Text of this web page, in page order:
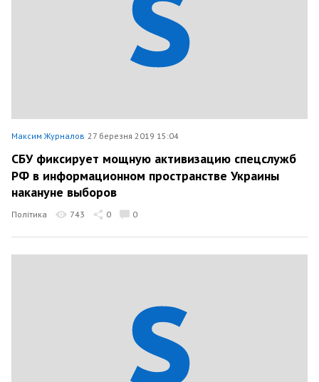
Максим Журналов 27 березня 2019 15:04
СБУ фиксирует мощную активизацию спецслужб
РФ в информационном пространстве Украины
накануне выборов
Політика 743 0 0